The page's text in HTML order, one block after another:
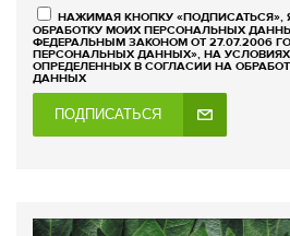
НАЖИМАЯ КНОПКУ «ПОДПИСАТЬСЯ»,
ОБРАБОТКУ МОИХ ПЕРСОНАЛЬНЫХ
ФЕДЕРАЛЬНЫМ ЗАКОНОМ ОТ 27.07.2006
ПЕРСОНАЛЬНЫХ ДАННЫХ», НА
ОПРЕДЕЛЕННЫХ В СОГЛАСИИ НА
ДАННЫХ
ПОДПИСАТЬСЯ